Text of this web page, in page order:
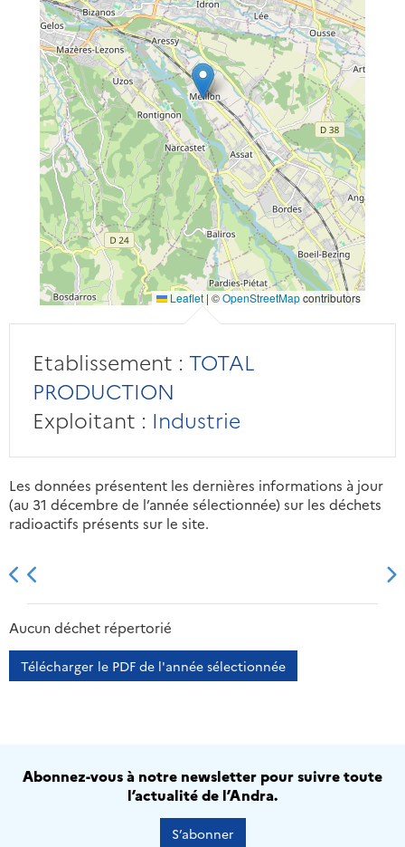
Leaflet |©OpenStreetMapcontributors
Etablissement : TOTAL
PRODUCTION
Exploitant : Industrie
Les données présentent les dernières informations à jour
(au 31 décembre de l’année sélectionnée) sur les déchets
radioactifs présents sur le site.
2013 2014
Aucun déchet répertorié
Télécharger le PDF de l'année sélectionnée
Abonnez-vous à notre newsletter pour suivre toute
l’actualité de l’Andra.
S’abonner